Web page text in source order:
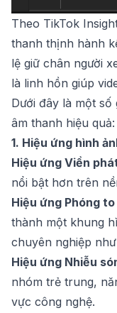
Theo TikTok
thanh thịnh hành
lệ giữ chân người
là linh hồn giúp
Dưới đây là một
âm thanh hiệu quả:
1. Hiệu ứng hình
Hiệu ứng Viền
nổi bật hơn trên
Hiệu ứng Phóng
thành một khung
chuyên nghiệp
Hiệu ứng Nhiễu
nhóm trẻ trung,
vực công nghệ.